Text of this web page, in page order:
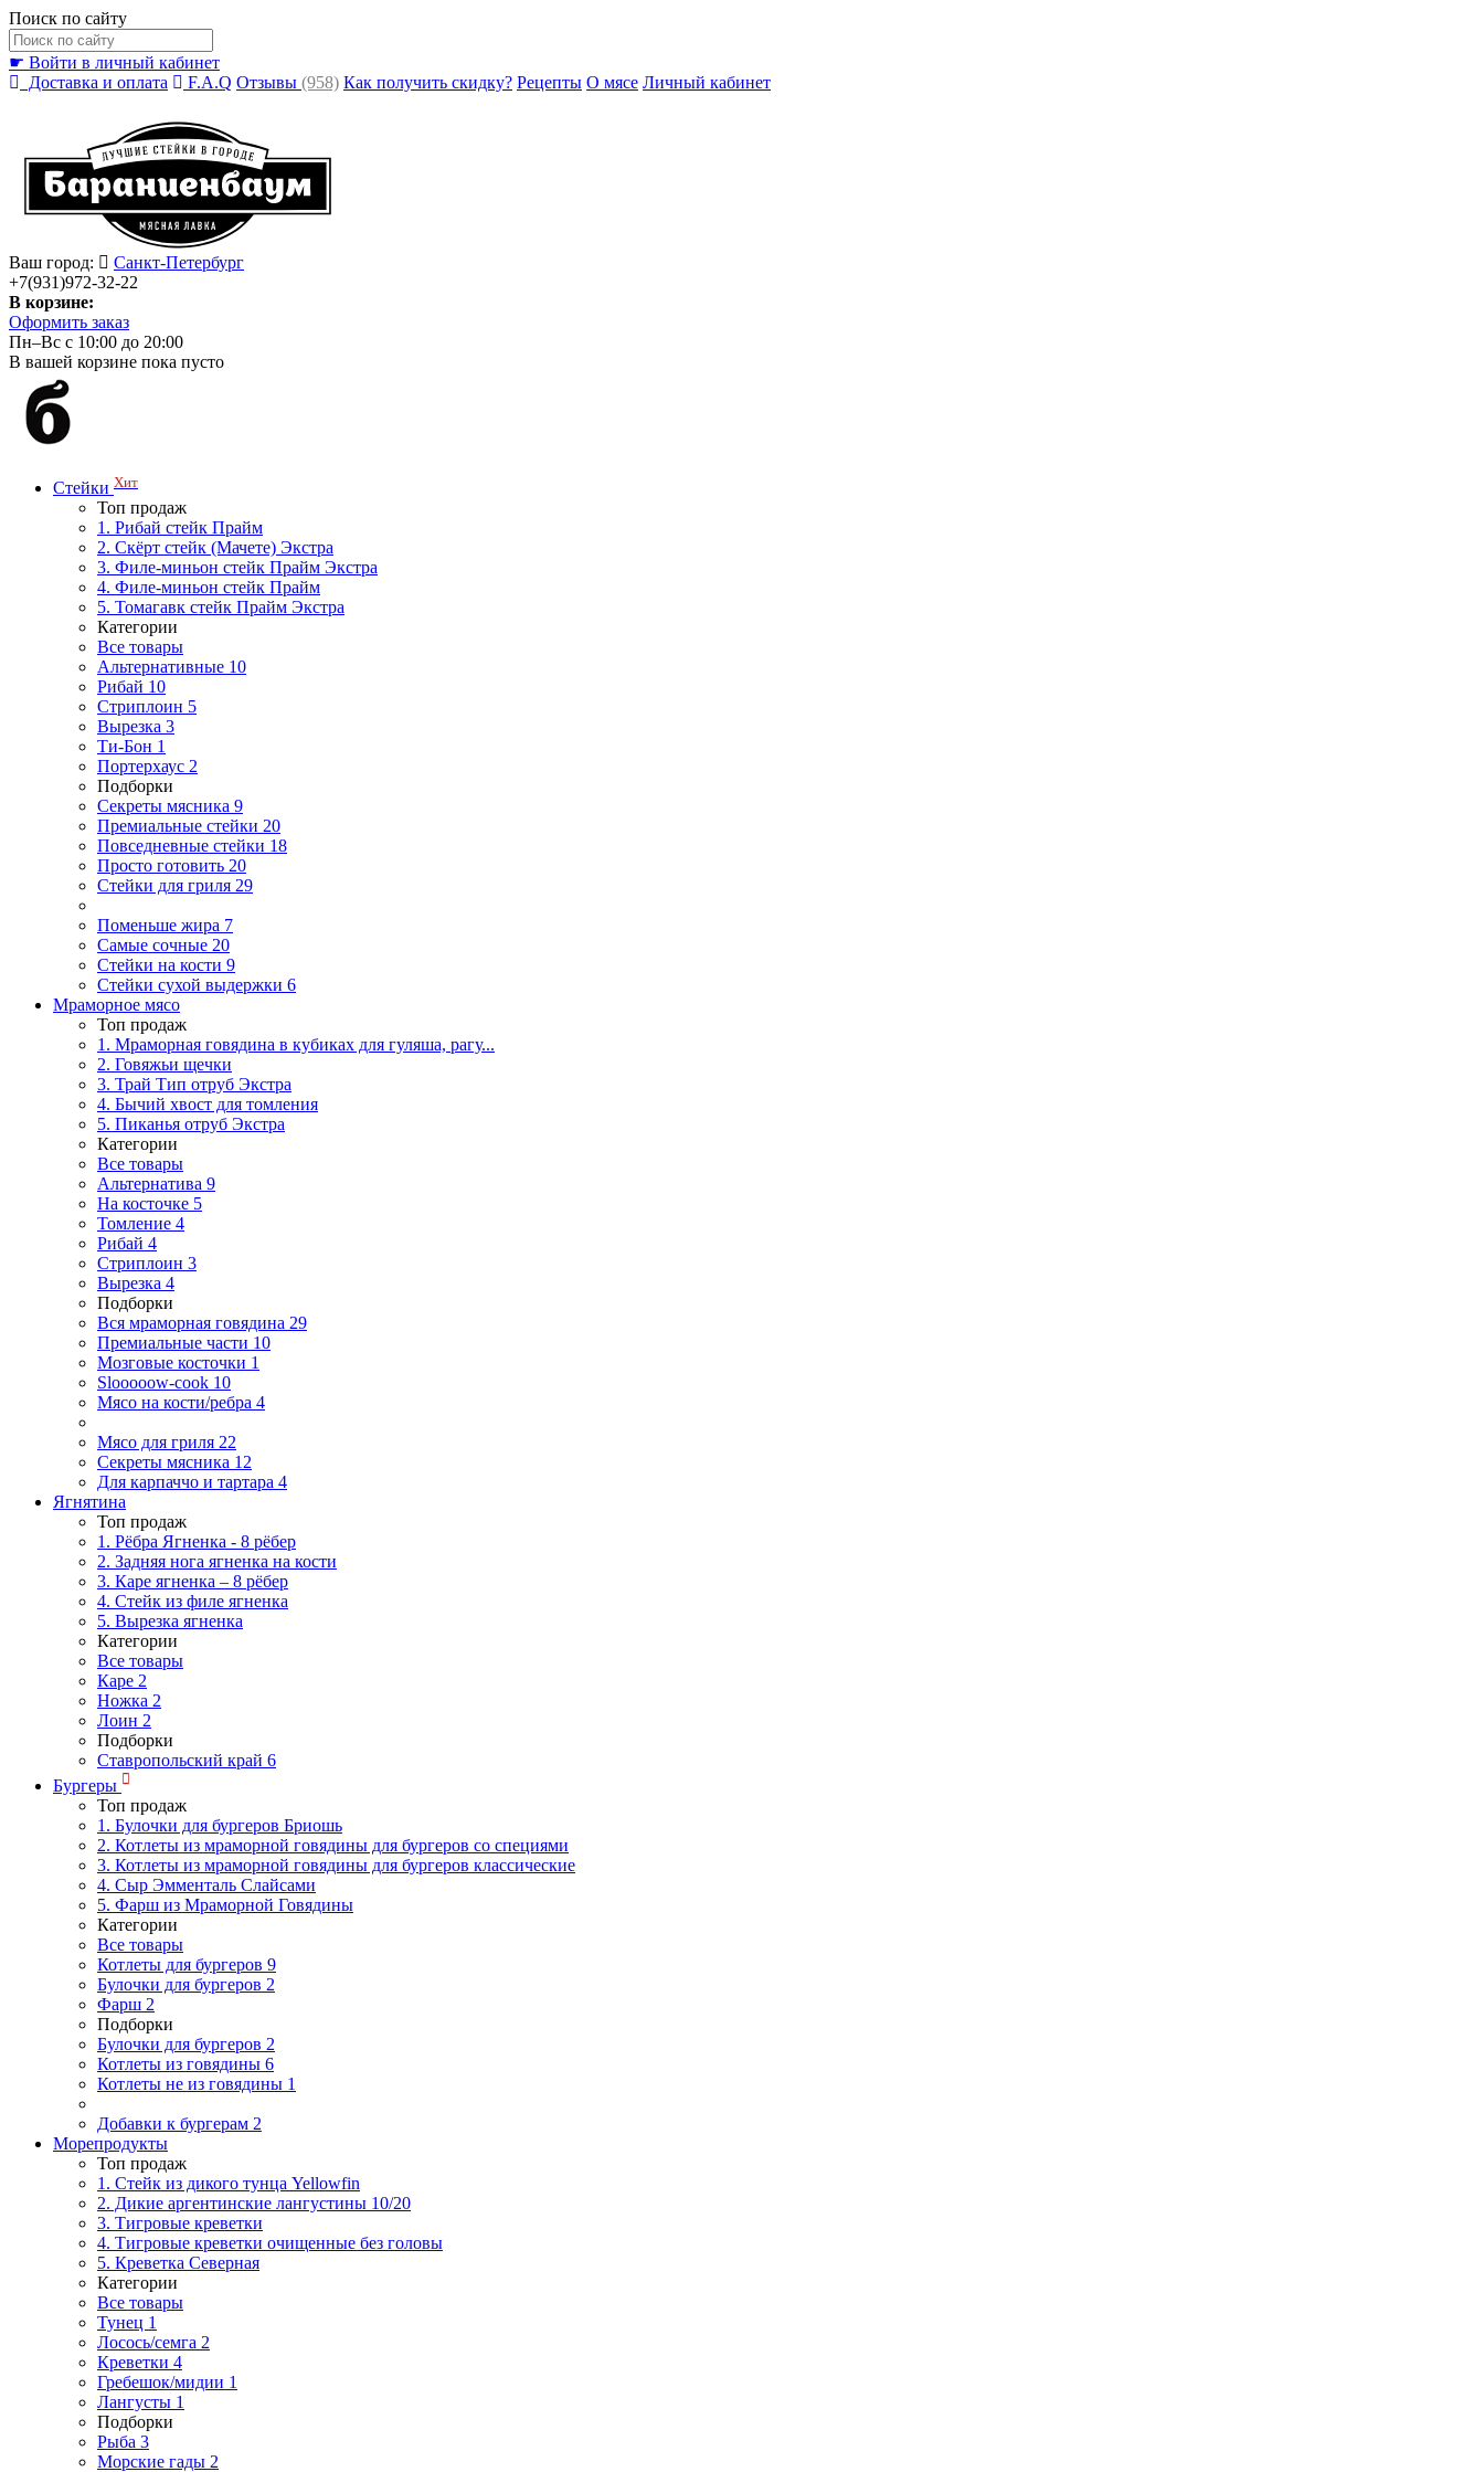
Поиск по сайту
☛ Войти в личный кабинет
Доставка и оплата
F.A.Q Отзывы (958) Как получить скидку? Рецепты О мясе Личный кабинет
Ваш город:
Санкт-Петербург
+7(931)972-32-22
В корзине:
Оформить заказ
Пн–Вс с 10:00 до 20:00
В вашей корзине пока пусто
Стейки Хит
Топ продаж
1. Рибай cтейк Прайм
2. Скёрт стейк (Мачете) Экстра
3. Филе-миньон стейк Прайм Экстра
4. Филе-миньон стейк Прайм
5. Томагавк стейк Прайм Экстра
Категории
Все товары
Альтернативные 10
Рибай 10
Стриплоин 5
Вырезка 3
Ти-Бон 1
Портерхаус 2
Подборки
Секреты мясника 9
Премиальные стейки 20
Повседневные стейки 18
Просто готовить 20
Стейки для гриля 29
Поменьше жира 7
Самые сочные 20
Стейки на кости 9
Стейки сухой выдержки 6
Мраморное мясо
Топ продаж
1. Мраморная говядина в кубиках для гуляша, рагу...
2. Говяжьи щечки
3. Трай Тип отруб Экстра
4. Бычий хвост для томления
5. Пиканья отруб Экстра
Категории
Все товары
Альтернатива 9
На косточке 5
Томление 4
Рибай 4
Стриплоин 3
Вырезка 4
Подборки
Вся мраморная говядина 29
Премиальные части 10
Мозговые косточки 1
Slooooow-cook 10
Мясо на кости/ребра 4
Мясо для гриля 22
Секреты мясника 12
Для карпаччо и тартара 4
Ягнятина
Топ продаж
1. Рёбра Ягненка - 8 рёбер
2. Задняя нога ягненка на кости
3. Каре ягненка – 8 рёбер
4. Стейк из филе ягненка
5. Вырезка ягненка
Категории
Все товары
Каре 2
Ножка 2
Лоин 2
Подборки
Ставропольский край 6
Бургеры
Топ продаж
1. Булочки для бургеров Бриошь
2. Котлеты из мраморной говядины для бургеров со специями
3. Котлеты из мраморной говядины для бургеров классические
4. Сыр Эмменталь Слайсами
5. Фарш из Мраморной Говядины
Категории
Все товары
Котлеты для бургеров 9
Булочки для бургеров 2
Фарш 2
Подборки
Булочки для бургеров 2
Котлеты из говядины 6
Котлеты не из говядины 1
Добавки к бургерам 2
Морепродукты
Топ продаж
1. Стейк из дикого тунца Yellowfin
2. Дикие аргентинские лангустины 10/20
3. Тигровые креветки
4. Тигровые креветки очищенные без головы
5. Креветка Cеверная
Категории
Все товары
Тунец 1
Лосось/семга 2
Креветки 4
Гребешок/мидии 1
Лангусты 1
Подборки
Рыба 3
Морские гады 2